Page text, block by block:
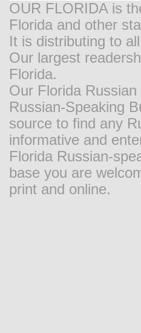
OUR FLORIDA is
Florida and other
It is distributing to
Our largest
Florida.
Our Florida
Russian-Speaking
source to find any
informative and
Florida Russian-
base you are
print and online.